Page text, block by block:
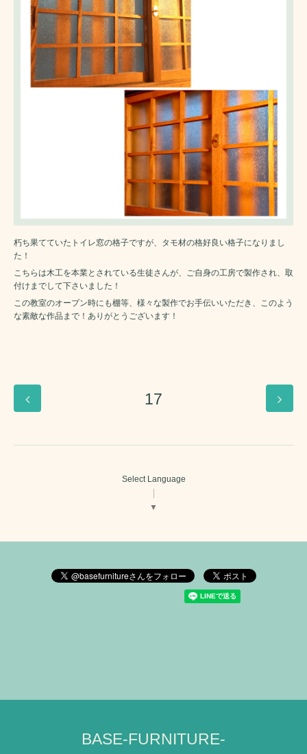
朽ち果てていたトイレ窓の格子ですが、タモ材の格好良い格子になりまし
た！
こちらは木工を本業とされている生徒さんが、ご自身の工房で製作され、取
付けまでして下さいました！
この教室のオープン時にも棚等、様々な製作でお手伝いいただき、このよう
な素敵な作品まで！ありがとうございます！
17
Select Language
▼
BASE-FURNITURE-